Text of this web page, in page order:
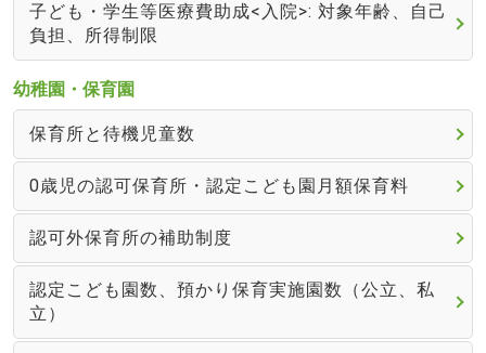
子ども・学生等医療費助成<入院>: 対象年齢、自己
負担、所得制限
幼稚園・保育園
保育所と待機児童数
0歳児の認可保育所・認定こども園月額保育料
認可外保育所の補助制度
認定こども園数、預かり保育実施園数（公立、私
立）